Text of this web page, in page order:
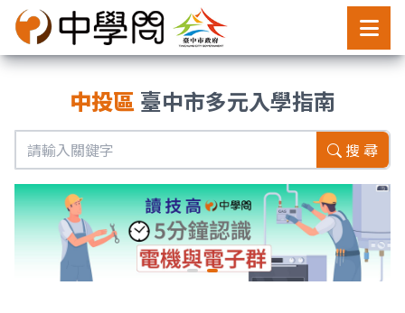
中投區 臺中市多元入學指南
搜 尋